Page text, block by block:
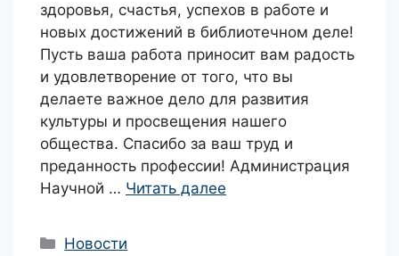
здоровья, счастья, успехов в работе и
новых достижений в библиотечном деле!
Пусть ваша работа приносит вам радость
и удовлетворение от того, что вы
делаете важное дело для развития
культуры и просвещения нашего
общества. Спасибо за ваш труд и
преданность профессии! Администрация
Научной … Читать далее
Рубрики
Новости